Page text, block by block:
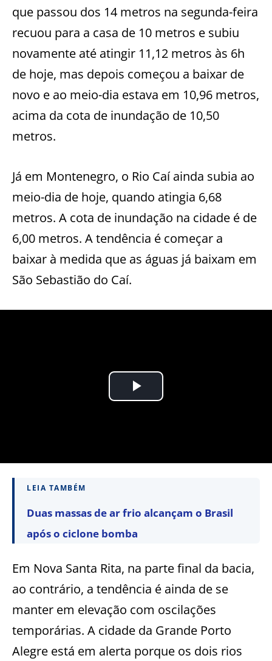
que passou dos 14 metros na segunda-feira
recuou para a casa de 10 metros e subiu
novamente até atingir 11,12 metros às 6h
de hoje, mas depois começou a baixar de
novo e ao meio-dia estava em 10,96 metros,
acima da cota de inundação de 10,50
metros.
Já em Montenegro, o Rio Caí ainda subia ao
meio-dia de hoje, quando atingia 6,68
metros. A cota de inundação na cidade é de
6,00 metros. A tendência é começar a
baixar à medida que as águas já baixam em
São Sebastião do Caí.
LEIA TAMBÉM
Duas massas de ar frio alcançam o Brasil
após o ciclone bomba
Em Nova Santa Rita, na parte final da bacia,
ao contrário, a tendência é ainda de se
manter em elevação com oscilações
temporárias. A cidade da Grande Porto
Alegre está em alerta porque os dois rios